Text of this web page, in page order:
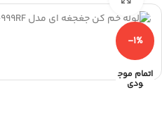
-1%
اتمام موج
ودی 940,000تومان